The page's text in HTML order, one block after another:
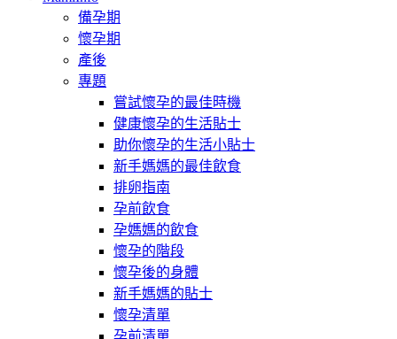
備孕期
懷孕期
產後
專題
嘗試懷孕的最佳時機
健康懷孕的生活貼士
助你懷孕的生活小貼士
新手媽媽的最佳飲食
排卵指南
孕前飲食
孕媽媽的飲食
懷孕的階段
懷孕後的身體
新手媽媽的貼士
懷孕清單